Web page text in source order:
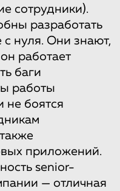
сотрудники).
разработать
нуля. Они знают,
работает
баги
работы
не боятся
приложений.
senior-
— отличная